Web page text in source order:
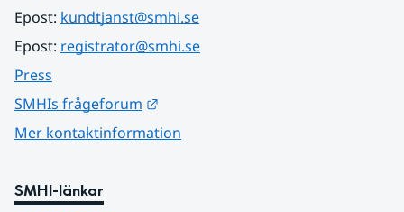
Epost: kundtjanst@smhi.se
Epost: registrator@smhi.se
Press
SMHIs frågeforum
Mer kontaktinformation
SMHI-länkar